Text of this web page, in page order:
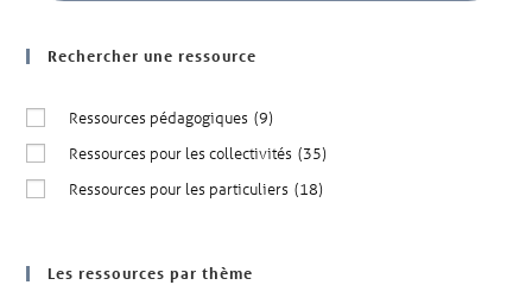
Rechercher une ressource
Ressources pédagogiques (9)
Ressources pour les collectivités (35)
Ressources pour les particuliers (18)
Les ressources par thème